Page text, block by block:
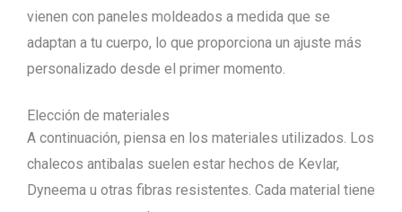
vienen con paneles moldeados a medida que se
adaptan a tu cuerpo, lo que proporciona un ajuste más
personalizado desde el primer momento.
Elección de materiales
A continuación, piensa en los materiales utilizados. Los
chalecos antibalas suelen estar hechos de Kevlar,
Dyneema u otras fibras resistentes. Cada material tiene